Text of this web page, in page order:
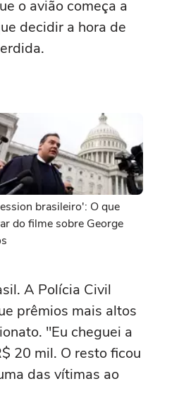
o avião começa a
decidir a hora de
brasileiro': O que
do filme sobre George
A Polícia Civil
prêmios mais altos
"Eu cheguei a
20 mil. O resto ficou
das vítimas ao